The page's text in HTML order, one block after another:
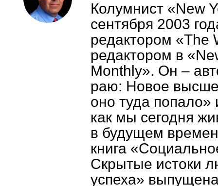
Колумнист «New
сентября 2003
редактором «The
редактором в
Monthly». Он –
раю: Новое
оно туда попало»
как мы сегодня
в будущем
книга
Скрытые истоки
успеха»